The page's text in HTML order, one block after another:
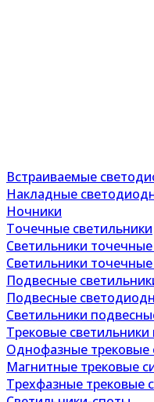
Встраиваемые
Накладные
Ночники
Точечные светильники
Светильники
Светильники
Подвесные
Подвесные
Светильники
Трековые
Однофазные трековые
Магнитные трековые
Трехфазные трековые